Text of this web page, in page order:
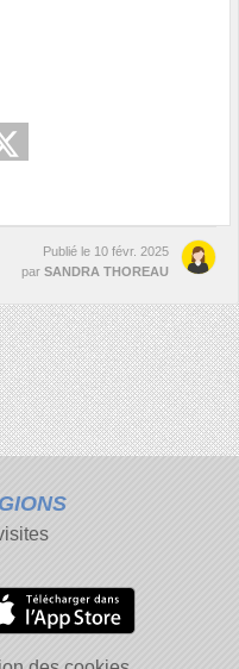
Publié le 10 févr. 2025
par SANDRA THOREAU